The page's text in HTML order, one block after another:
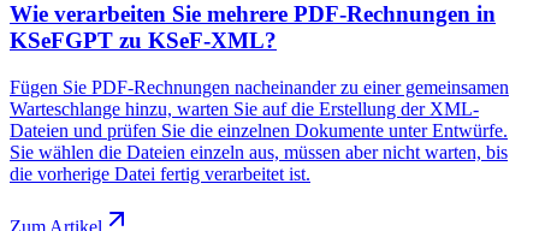
Wie verarbeiten Sie mehrere PDF-Rechnungen in
KSeFGPT zu KSeF-XML?
Fügen Sie PDF-Rechnungen nacheinander zu einer gemeinsamen
Warteschlange hinzu, warten Sie auf die Erstellung der XML-
Dateien und prüfen Sie die einzelnen Dokumente unter Entwürfe.
Sie wählen die Dateien einzeln aus, müssen aber nicht warten, bis
die vorherige Datei fertig verarbeitet ist.
Zum Artikel